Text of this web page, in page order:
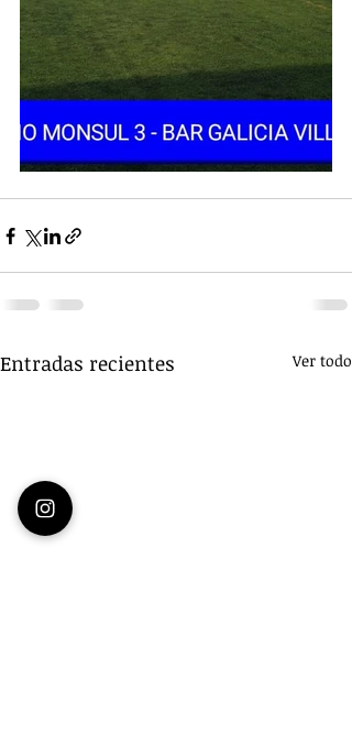
Entradas recientes Ver todo